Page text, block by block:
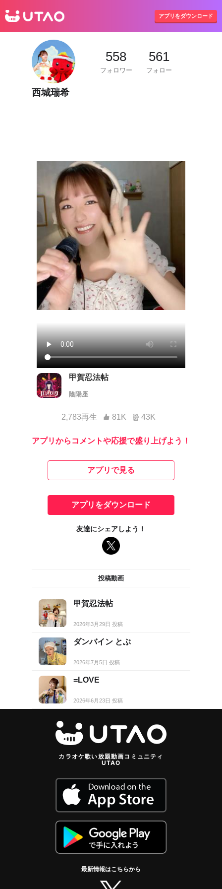
アプリをダウンロード
558
フォロワー
561
フォロー
西城瑞希
甲賀忍法帖
陰陽座
2,783再生 81K 43K
アプリからコメントや応援で盛り上げよう！
アプリで見る
アプリをダウンロード
友達にシェアしよう！
投稿動画
甲賀忍法帖
2026年3月29日 投稿
ダンバイン とぶ
2026年7月5日 投稿
=LOVE
2026年6月23日 投稿
カラオケ歌い放題動画コミュニティ
UTAO
最新情報はこちらから